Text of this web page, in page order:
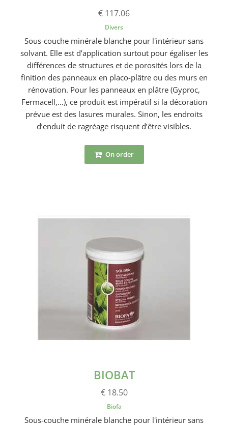
€ 117.06
Divers
Sous-couche minérale blanche pour l'intérieur sans
solvant. Elle est d’application surtout pour égaliser les
différences de structures et de porosités lors de la
finition des panneaux en placo-plâtre ou des murs en
rénovation. Pour les panneaux en plâtre (Gyproc,
Fermacell,…), ce produit est impératif si la décoration
prévue est des lasures murales. Sinon, les endroits
d’enduit de ragréage risquent d’être visibles.
On order
BIOBAT
€ 18.50
Biofa
Sous-couche minérale blanche pour l'intérieur sans